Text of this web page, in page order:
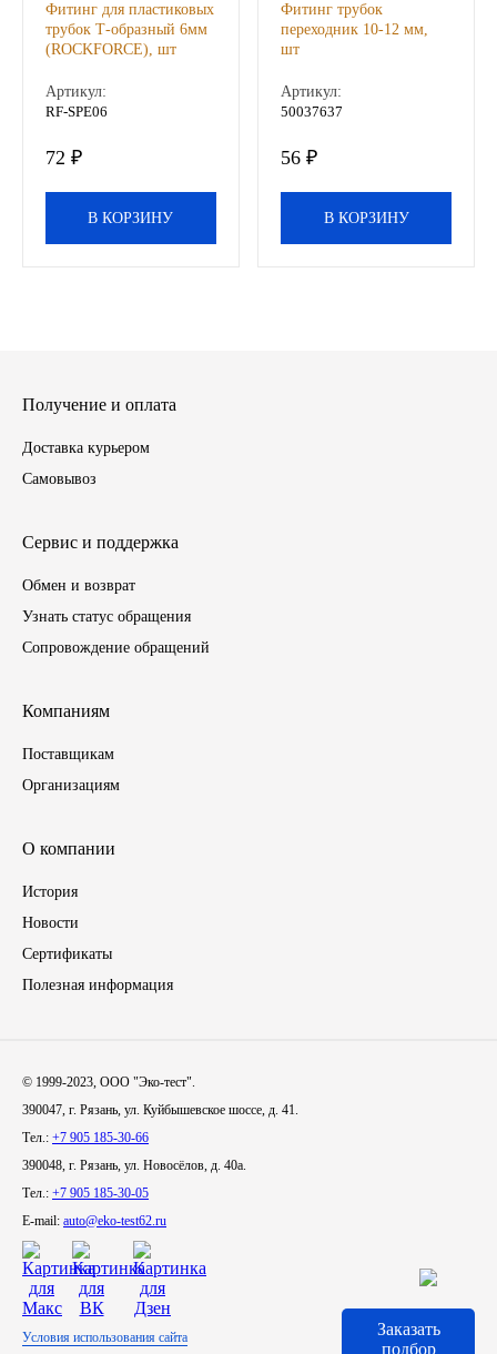
Охлаждающие жидкости
Специальные жидкости
ГАЗПРОМ
РОСНЕФТЬ
ВАЗ
ГАЗ
ПАЗ, КАВЗ
Иномарки
КРАЗ
МТЗ
Спецтехника
УАЗ
УРАЛ
Фильтры
Фитинг для пластиковых
трубок Т-образный 6мм
(ROCKFORCE), шт
Артикул:
RF-SPE06
72 ₽
В КОРЗИНУ
Фитинг трубок
переходник 10-12 мм,
шт
Артикул:
50037637
56 ₽
В КОРЗИНУ
Получение и оплата
Доставка курьером
Самовывоз
Сервис и поддержка
Обмен и возврат
Узнать статус обращения
Сопровождение обращений
Компаниям
Поставщикам
Организациям
О компании
История
Новости
Сертификаты
Полезная информация
© 1999-2023, ООО "Эко-тест".
390047, г. Рязань, ул. Куйбышевское шоссе, д. 41.
Тел.: +7 905 185-30-66
390048, г. Рязань, ул. Новосёлов, д. 40а.
Тел.: +7 905 185-30-05
E-mail: auto@eko-test62.ru
Условия использования сайта
Заказать
подбор